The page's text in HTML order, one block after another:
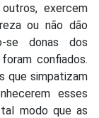
exercem
ou não dão
se donas dos
confiados.
que simpatizam
esses
modo que as